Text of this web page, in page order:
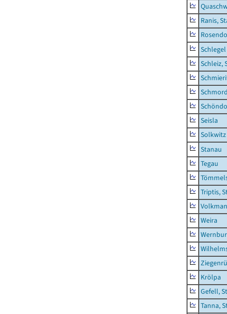
Ranis,
Schlegel
Schleiz,
Seisla
Solkwitz
Stanau
Tegau
Triptis,
Weira
Krölpa
Gefell,
Tanna,